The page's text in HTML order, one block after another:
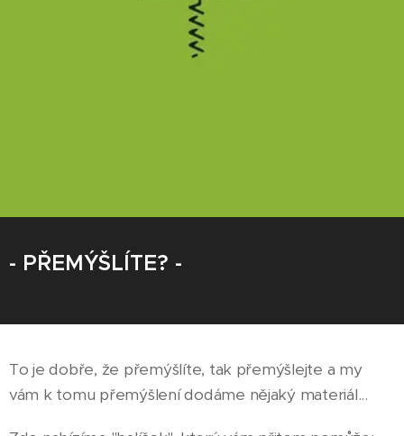
- PŘEMÝŠLÍTE? -
To je dobře, že přemýšlíte, tak přemýšlejte a my
vám k tomu přemýšlení dodáme nějaký materiál...